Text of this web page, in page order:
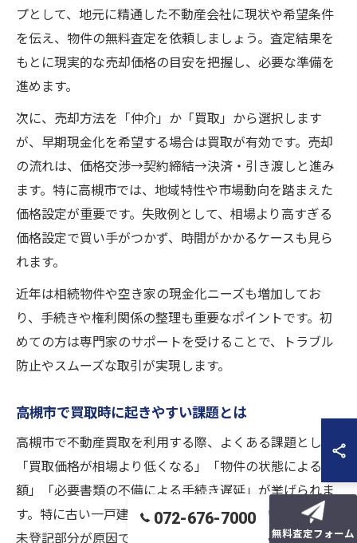
プとして、地元に精通した不動産会社に現状や希望条件
を伝え、物件の無料査定を依頼しましょう。査定結果を
もとに現実的な売却価格の目安を把握し、必要な準備を
進めます。
次に、売却方法を「仲介」か「買取」から選択します
が、早期現金化を希望する場合は買取が有効です。売却
の流れは、価格交渉→契約締結→決済・引き渡しと進み
ます。特に高槻市では、地域特性や市場動向を踏まえた
価格設定が重要です。失敗例として、相場より高すぎる
価格設定で買い手がつかず、時間がかかるケースも見ら
れます。
近年は相続物件や空き家の現金化ニーズも増加してお
り、手続きや権利関係の整理も重要なポイントです。初
めての方は専門家のサポートを受けることで、トラブル
防止やスムーズな取引が実現します。
高槻市で買取時に起きやすい課題とは
高槻市で不動産買取を利用する際、よくある課題として
「買取価格が相場より低くなる」「物件の状態による減
額」「必要書類の不備による手続き遅延」が挙げられま
す。特に古い一戸建てや空き家の場合、建物の老朽化や
未登記部分が原因で査定額が下がることも多いです。
072-676-7000
無料査定フォーム